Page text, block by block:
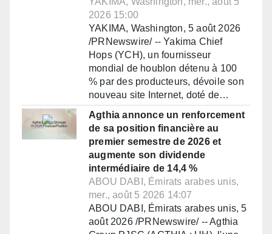
2026 15:00
YAKIMA, Washington, 5 août 2026
/PRNewswire/ -- Yakima Chief
Hops (YCH), un fournisseur
mondial de houblon détenu à 100
% par des producteurs, dévoile son
nouveau site Internet, doté de…
Agthia annonce un renforcement
de sa position financière au
premier semestre de 2026 et
augmente son dividende
intermédiaire de 14,4 %
ABOU DABI, Émirats arabes unis,
mer., août 5 2026 14:07
ABOU DABI, Émirats arabes unis, 5
août 2026 /PRNewswire/ -- Agthia